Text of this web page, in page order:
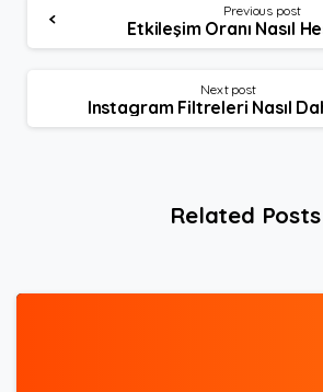
Reading
Previous post
Etkileşim Oranı Nasıl
Next post
Related Posts